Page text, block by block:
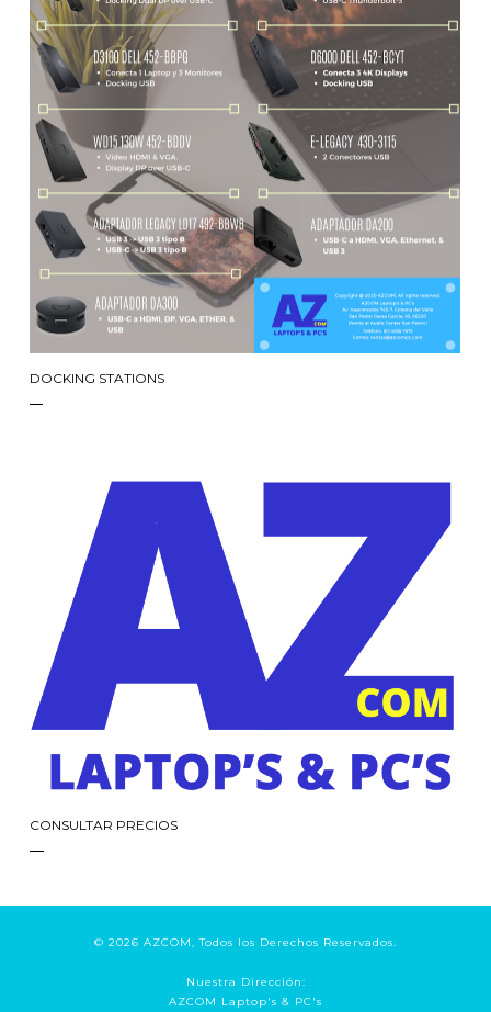
DOCKING STATIONS
CONSULTAR PRECIOS
© 2026 AZCOM, Todos los Derechos Reservados.
Nuestra Dirección:
AZCOM Laptop's & PC's